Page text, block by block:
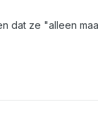
dat ze "alleen